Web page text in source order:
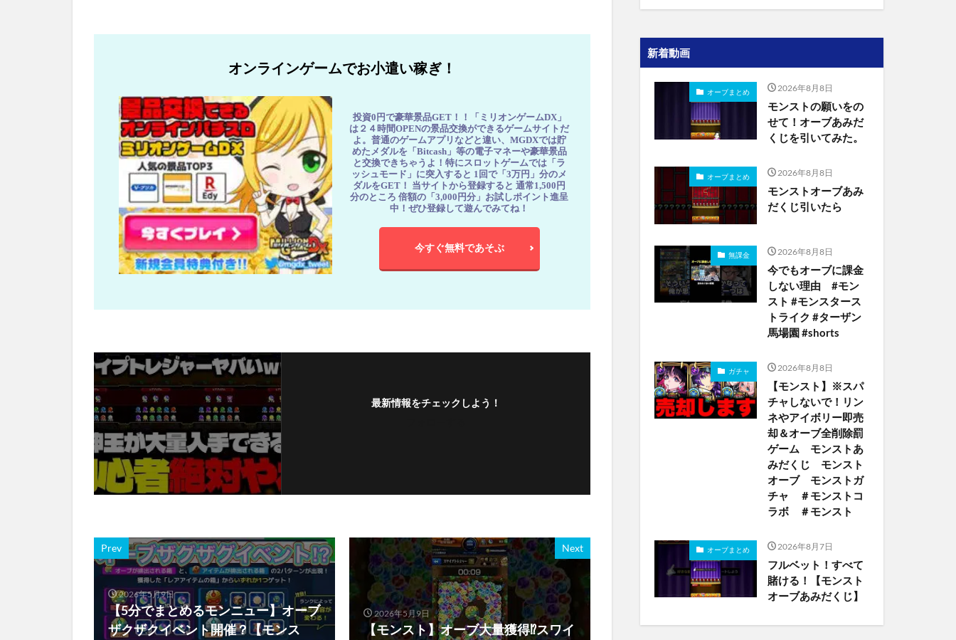
オンラインゲームでお小遣い稼ぎ！
投資0円で豪華景品GET！！「ミリオンゲームDX」
は２４時間OPENの景品交換ができるゲームサイトだ
よ。普通のゲームアプリなどと違い、MGDXでは貯
めたメダルを「Bitcash」等の電子マネーや豪華景品
と交換できちゃうよ！特にスロットゲームでは「ラ
ッシュモード」に突入すると 1回で「3万円」分のメ
ダルをGET！ 当サイトから登録すると 通常1,500円
分のところ 倍額の「3,000円分」お試しポイント進呈
中！ぜひ登録して遊んでみてね！
今すぐ無料であそぶ
最新情報をチェックしよう！
Prev
2026年5月9日
【5分でまとめるモンニュー】オーブ
ザクザクイベント開催？【モンス
Next
2026年5月9日
【モンスト】オーブ大量獲得⁉︎スワイ
新着動画
オーブまとめ 2026年8月8日
モンストの願いをの
せて！オーブあみだ
くじを引いてみた。
オーブまとめ 2026年8月8日
モンストオーブあみ
だくじ引いたら
無課金 2026年8月8日
今でもオーブに課金
しない理由 #モン
スト #モンスタース
トライク #ターザン
馬場園 #shorts
ガチャ 2026年8月8日
【モンスト】※スパ
チャしないで！リン
ネやアイボリー即売
却＆オーブ全削除罰
ゲーム モンストあ
みだくじ モンスト
オーブ モンストガ
チャ ＃モンストコ
ラボ ＃モンスト
オーブまとめ 2026年8月7日
フルベット！すべて
賭ける！【モンスト
オーブあみだくじ】